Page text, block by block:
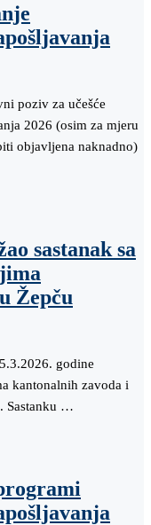
poziv za učešće
2026 (osim za mjeru
objavljena naknadno)
sastanak sa
Žepču
godine
kantonalnih zavoda i
Sastanku …